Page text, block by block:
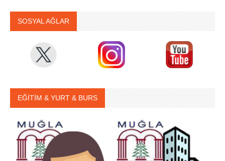
SOSYAL AĞLAR
EĞİTİM & YURT & BURS